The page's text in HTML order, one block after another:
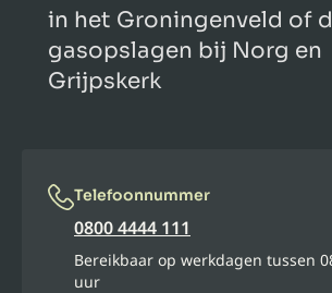
in het Groningenveld of
gasopslagen bij Norg en
Grijpskerk
Telefoonnummer
0800 4444 111
Bereikbaar op werkdagen tussen
uur